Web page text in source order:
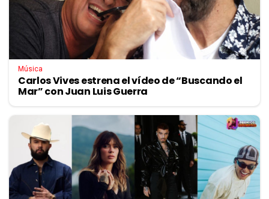
Música
Carlos Vives estrena el vídeo de “Buscando el
Mar” con Juan Luis Guerra